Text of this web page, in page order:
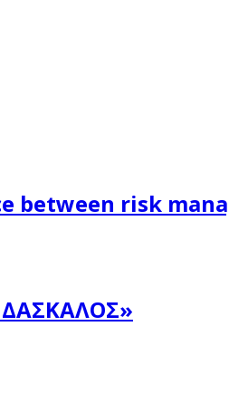
between risk
ΔΑΣΚΑΛΟΣ»